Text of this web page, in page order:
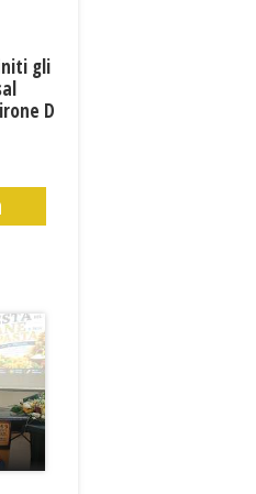
gli
D